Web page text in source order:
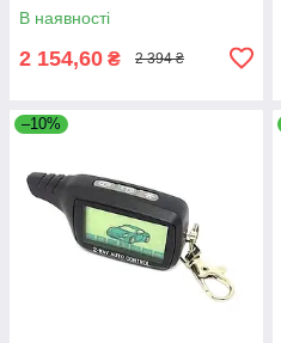
В наявності
2 154,60 ₴ 2 394 ₴
–10%